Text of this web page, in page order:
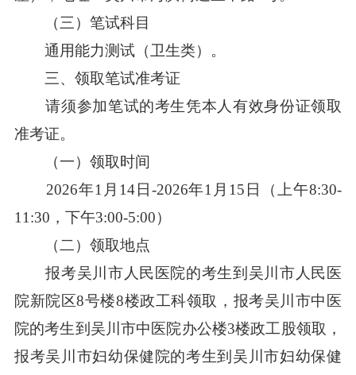
（三）笔试科目
通用能力测试（卫生类）。
三、领取笔试准考证
请须参加笔试的考生凭本人有效身份证领取
准考证。
（一）领取时间
2026年1月14日-2026年1月15日（上午8:30-
11:30，下午3:00-5:00）
（二）领取地点
报考吴川市人民医院的考生到吴川市人民医
院新院区8号楼8楼政工科领取，报考吴川市中医
院的考生到吴川市中医院办公楼3楼政工股领取，
报考吴川市妇幼保健院的考生到吴川市妇幼保健